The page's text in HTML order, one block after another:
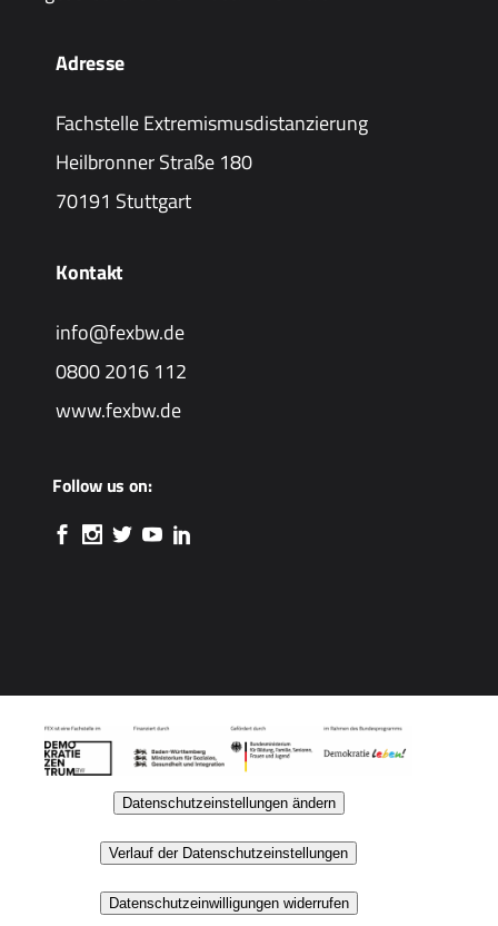
Adresse
Fachstelle Extremismusdistanzierung
Heilbronner Straße 180
70191 Stuttgart
Kontakt
info@fexbw.de
0800 2016 112
www.fexbw.de
Follow us on:
Datenschutzeinstellungen ändern
Verlauf der Datenschutzeinstellungen
Datenschutzeinwilligungen widerrufen